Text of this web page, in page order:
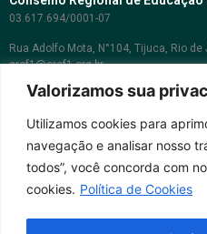
Valorizamos sua
Utilizamos cookies para
navegação e analisar nosso
todos”, você concorda com
cookies. Política de Cookies
03.617.694/0001-07
Rua Adolfo Mota, N°104, Tijuca, Rio
cref1@cref1.org.br
Assessoria de comunicação:
Horários de atendimento:
Whatsapp: (21) 2569-2398